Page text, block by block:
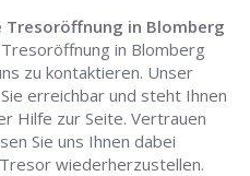
Tresoröffnung in Blomberg
in Blomberg
zu kontaktieren. Unser
erreichbar und steht Ihnen
Hilfe zur Seite. Vertrauen
Sie uns Ihnen dabei
wiederherzustellen.